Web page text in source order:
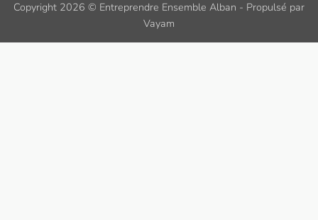
Copyright 2026 © Entreprendre Ensemble Alban - Propulsé par
Vayam